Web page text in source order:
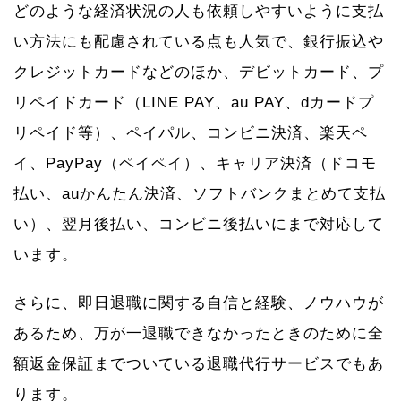
どのような経済状況の人も依頼しやすいように支払
い方法にも配慮されている点も人気で、銀行振込や
クレジットカードなどのほか、デビットカード、プ
リペイドカード（LINE PAY、au PAY、dカードプ
リペイド等）、ペイパル、コンビニ決済、楽天ペ
イ、PayPay（ペイペイ）、キャリア決済（ドコモ
払い、auかんたん決済、ソフトバンクまとめて支払
い）、翌月後払い、コンビニ後払いにまで対応して
います。
さらに、即日退職に関する自信と経験、ノウハウが
あるため、万が一退職できなかったときのために全
額返金保証までついている退職代行サービスでもあ
ります。